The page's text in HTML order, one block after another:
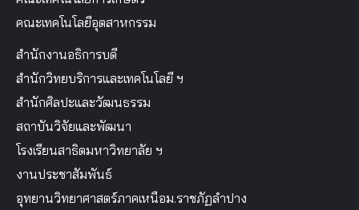
คณะเทคโนโลยีอุตสาหกรรม
สำนักงานอธิการบดี
สำนักวิทยบริการและเทคโนโลยี ฯ
สำนักศิลปะและวัฒนธรรม
สถาบันวิจัยและพัฒนา
โรงเรียนสาธิตมหาวิทยาลัย ฯ
งานประชาสัมพันธ์
อุทยานวิทยาศาสตร์ภาคเหนือม.ราชภัฏลำปาง